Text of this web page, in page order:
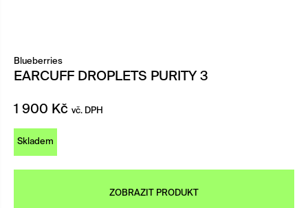
Blueberries
EARCUFF DROPLETS PURITY 3
1 900 Kč vč. DPH
Skladem
ZOBRAZIT PRODUKT